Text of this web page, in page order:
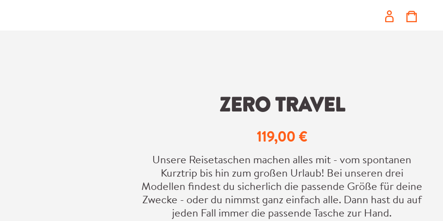
ZERO TRAVEL
Regulärer Preis:
119,00 €
Unsere Reisetaschen machen alles mit - vom spontanen
Kurztrip bis hin zum großen Urlaub! Bei unseren drei
Modellen findest du sicherlich die passende Größe für deine
Zwecke - oder du nimmst ganz einfach alle. Dann hast du auf
jeden Fall immer die passende Tasche zur Hand.